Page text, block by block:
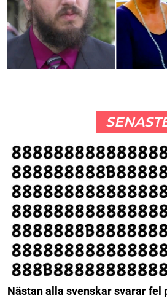
Nästan alla svenskar svarar fel